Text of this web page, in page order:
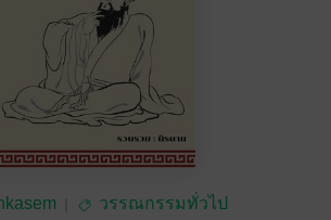
วรรณกรรมทั่วไป